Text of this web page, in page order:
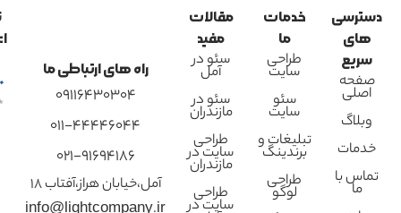
دسترسی
های
سریع
صفحه
اصلی
وبلاگ
خدمات
تماس با
ما
خدمات
ما
طراحی
سایت
سئو
سایت
تبلیغات و
برندینگ
طراحی
لوگو
مقالات
مفید
سئو در
آمل
سئو در
مازندران
طراحی
سایت در
مازندران
طراحی
سایت در
راه های ارتباطی ما
09116430304
011-44446044
021-91694186
آمل،خیابان هراز،آفتاب 18